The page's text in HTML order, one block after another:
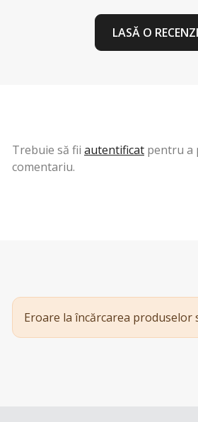
LASĂ O
Trebuie să fii autentificat pentru a
comentariu.
Eroare la încărcarea produselor